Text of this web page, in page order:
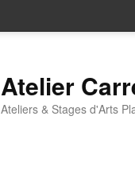
Atelier
Ateliers & Stages d'Arts